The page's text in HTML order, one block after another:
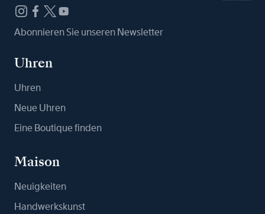
Abonnieren Sie unseren Newsletter
Uhren
Uhren
Neue Uhren
Eine Boutique finden
Maison
Neuigkeiten
Handwerkskunst